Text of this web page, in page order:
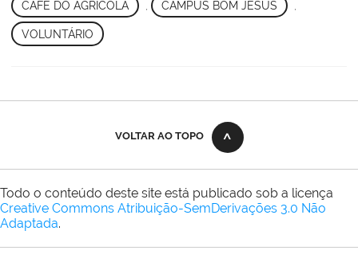
CAFÉ DO AGRÍCOLA CAMPUS BOM JESUS
VOLUNTÁRIO
VOLTAR AO TOPO
Todo o conteúdo deste site está publicado sob a licença
Creative Commons Atribuição-SemDerivações 3.0 Não
Adaptada.